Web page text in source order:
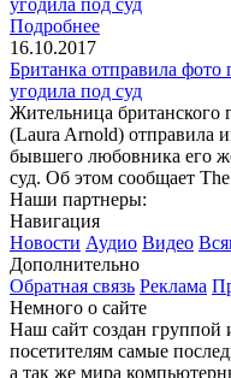
Подробнее
16.10.2017
Британка отправила фото
угодила под суд
Жительница британского
(Laura Arnold) отправила
бывшего любовника его
суд. Об этом сообщает
Наши партнеры:
Навигация
Новости Аудио Видео
Дополнительно
Обратная связь Реклама
Немного о сайте
Наш сайт создан группой
посетителям самые
а так же мира